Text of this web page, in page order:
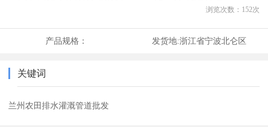
浏览次数： 152次
产品规格： 发货地:浙江省宁波北仑区
关键词
兰州农田排水灌溉管道批发